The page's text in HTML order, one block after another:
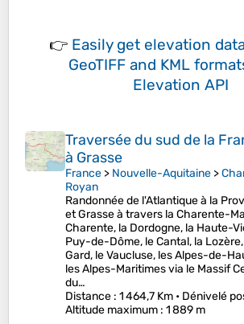
👉 Easily get elevation
GeoTIFF and KML
Elevation API
Traversée du sud de la
à Grasse
France > Nouvelle-Aquitaine >
Royan
Randonnée de l'Atlantique à la
et Grasse à travers la Charente-
Charente, la Dordogne, la Haute-
Puy-de-Dôme, le Cantal, la
Gard, le Vaucluse, les Alpes-de-
les Alpes-Maritimes via le Massif
du…
Distance : 1 464,7 Km • Dénivelé
Altitude maximum : 1 889 m